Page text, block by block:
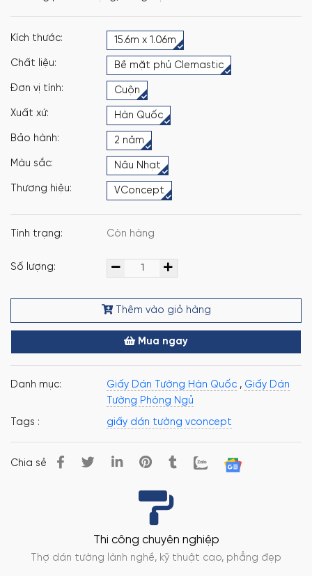
Kích thước: 15.6m x 1.06m
Chất liệu: Bề mặt phủ Clemastic
Đơn vị tính: Cuộn
Xuất xứ: Hàn Quốc
Bảo hành: 2 năm
Màu sắc: Nâu Nhạt
Thương hiệu: VConcept
Tình trạng: Còn hàng
Số lượng:
Thêm vào giỏ hàng
Mua ngay
Danh mục: Giấy Dán Tường Hàn Quốc , Giấy Dán
Tường Phòng Ngủ
Tags :
giấy dán tường vconcept
Chia sẻ
Thi công chuyên nghiệp
Thợ dán tường lành nghề, kỹ thuật cao, phẳng đẹp